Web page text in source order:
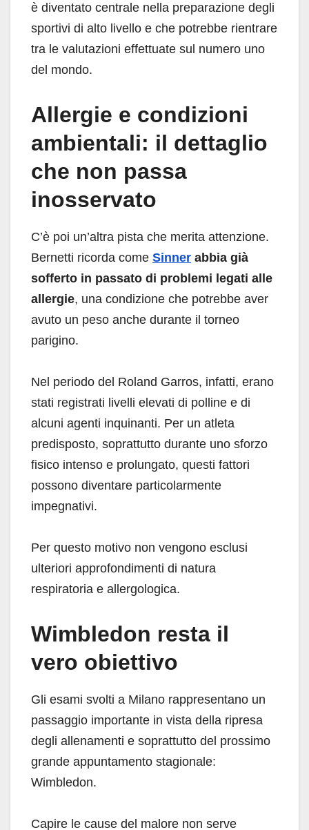
è diventato centrale nella preparazione degli
sportivi di alto livello e che potrebbe rientrare
tra le valutazioni effettuate sul numero uno
del mondo.
Allergie e condizioni
ambientali: il dettaglio
che non passa
inosservato
C’è poi un’altra pista che merita attenzione.
Bernetti ricorda come Sinner abbia già
sofferto in passato di problemi legati alle
allergie, una condizione che potrebbe aver
avuto un peso anche durante il torneo
parigino.
Nel periodo del Roland Garros, infatti, erano
stati registrati livelli elevati di polline e di
alcuni agenti inquinanti. Per un atleta
predisposto, soprattutto durante uno sforzo
fisico intenso e prolungato, questi fattori
possono diventare particolarmente
impegnativi.
Per questo motivo non vengono esclusi
ulteriori approfondimenti di natura
respiratoria e allergologica.
Wimbledon resta il
vero obiettivo
Gli esami svolti a Milano rappresentano un
passaggio importante in vista della ripresa
degli allenamenti e soprattutto del prossimo
grande appuntamento stagionale:
Wimbledon.
Capire le cause del malore non serve